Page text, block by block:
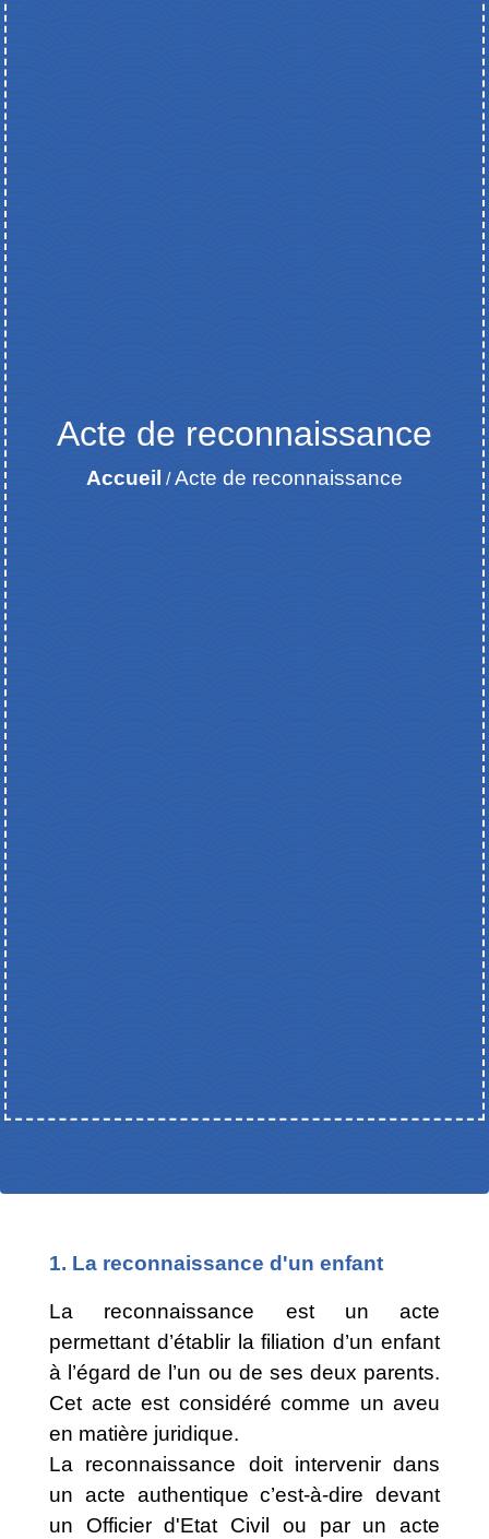
Acte de reconnaissance
Accueil /Acte de reconnaissance
1. La reconnaissance d'un enfant
La reconnaissance est un acte
permettant d’établir la filiation d’un enfant
à l’égard de l’un ou de ses deux parents.
Cet acte est considéré comme un aveu
en matière juridique.
La reconnaissance doit intervenir dans
un acte authentique c’est-à-dire devant
un Officier d'Etat Civil ou par un acte